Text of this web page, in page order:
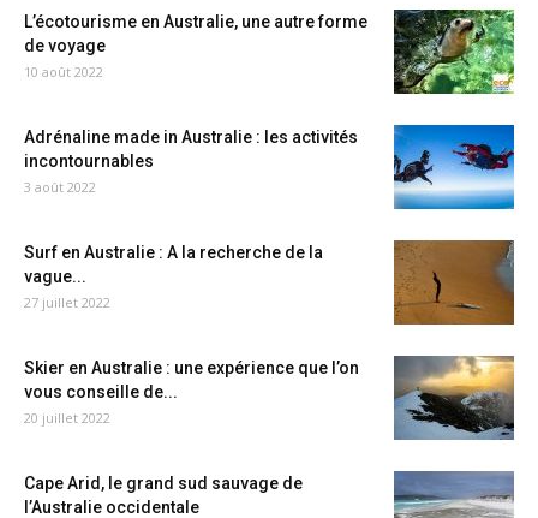
L’écotourisme en Australie, une autre forme
de voyage
10 août 2022
Adrénaline made in Australie : les activités
incontournables
3 août 2022
Surf en Australie : A la recherche de la
vague...
27 juillet 2022
Skier en Australie : une expérience que l’on
vous conseille de...
20 juillet 2022
Cape Arid, le grand sud sauvage de
l’Australie occidentale